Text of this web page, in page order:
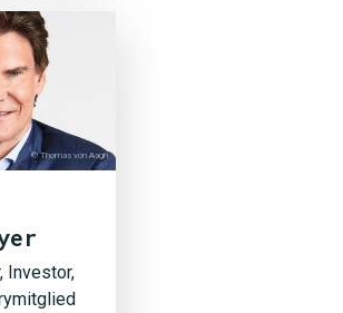
© Thomas von Aagh
Investor,